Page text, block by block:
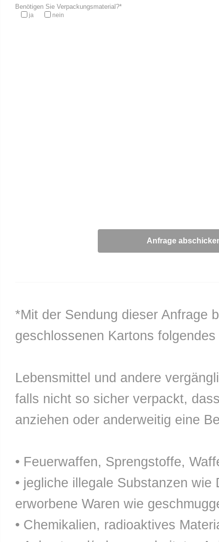
Benötigen Sie Verpackungsmaterial?*
ja nein
*Mit der Sendung dieser Anfrage
geschlossenen Kartons
Lebensmittel und andere
falls nicht so sicher verpackt,
anziehen oder anderweitig eine
• Feuerwaffen, Sprengstoffe,
• jegliche illegale Substanzen
erworbene Waren wie
• Chemikalien, radioaktives